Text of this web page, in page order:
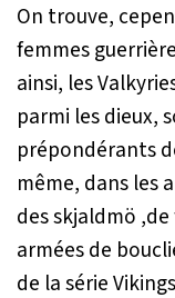
On trouve,
femmes
ainsi, les
parmi les dieux,
prépondérants
même, dans les
desskjaldmö
armées de
de la sérieVikings